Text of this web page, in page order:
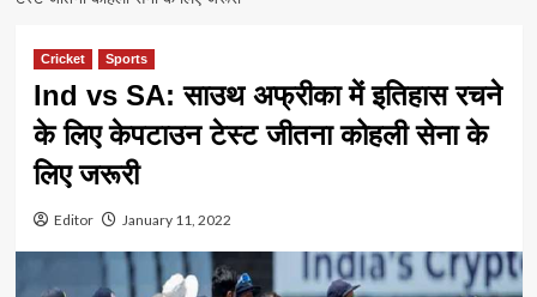
Cricket Sports
Ind vs SA: साउथ अफ्रीका में इतिहास रचने
के लिए केपटाउन टेस्ट जीतना कोहली सेना के
लिए जरूरी
Editor January 11, 2022